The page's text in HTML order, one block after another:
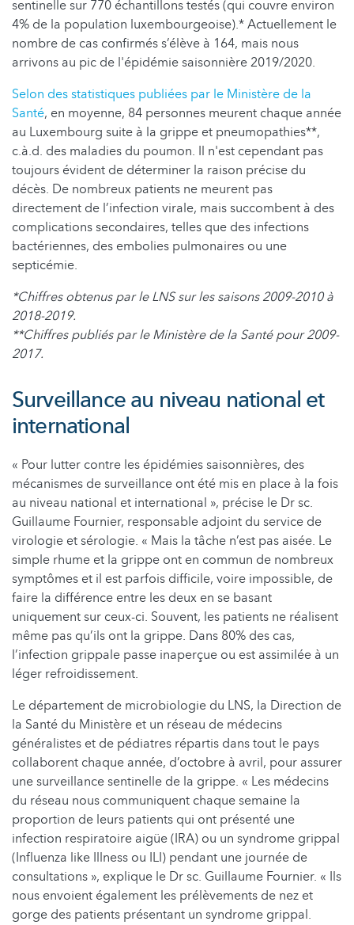
sentinelle sur 770 échantillons testés (qui couvre environ
4% de la population luxembourgeoise).* Actuellement le
nombre de cas confirmés s’élève à 164, mais nous
arrivons au pic de l'épidémie saisonnière 2019/2020.
Selon des statistiques publiées par le Ministère de la
Santé, en moyenne, 84 personnes meurent chaque année
au Luxembourg suite à la grippe et pneumopathies**,
c.à.d. des maladies du poumon. Il n'est cependant pas
toujours évident de déterminer la raison précise du
décès. De nombreux patients ne meurent pas
directement de l’infection virale, mais succombent à des
complications secondaires, telles que des infections
bactériennes, des embolies pulmonaires ou une
septicémie.
*Chiffres obtenus par le LNS sur les saisons 2009-2010 à
2018-2019.
**Chiffres publiés par le Ministère de la Santé pour 2009-
2017.
Surveillance au niveau national et
international
« Pour lutter contre les épidémies saisonnières, des
mécanismes de surveillance ont été mis en place à la fois
au niveau national et international », précise le Dr sc.
Guillaume Fournier, responsable adjoint du service de
virologie et sérologie. « Mais la tâche n’est pas aisée. Le
simple rhume et la grippe ont en commun de nombreux
symptômes et il est parfois difficile, voire impossible, de
faire la différence entre les deux en se basant
uniquement sur ceux-ci. Souvent, les patients ne réalisent
même pas qu’ils ont la grippe. Dans 80% des cas,
l’infection grippale passe inaperçue ou est assimilée à un
léger refroidissement.
Le département de microbiologie du LNS, la Direction de
la Santé du Ministère et un réseau de médecins
généralistes et de pédiatres répartis dans tout le pays
collaborent chaque année, d’octobre à avril, pour assurer
une surveillance sentinelle de la grippe. « Les médecins
du réseau nous communiquent chaque semaine la
proportion de leurs patients qui ont présenté une
infection respiratoire aigüe (IRA) ou un syndrome grippal
(Influenza like Illness ou ILI) pendant une journée de
consultations », explique le Dr sc. Guillaume Fournier. « Ils
nous envoient également les prélèvements de nez et
gorge des patients présentant un syndrome grippal.